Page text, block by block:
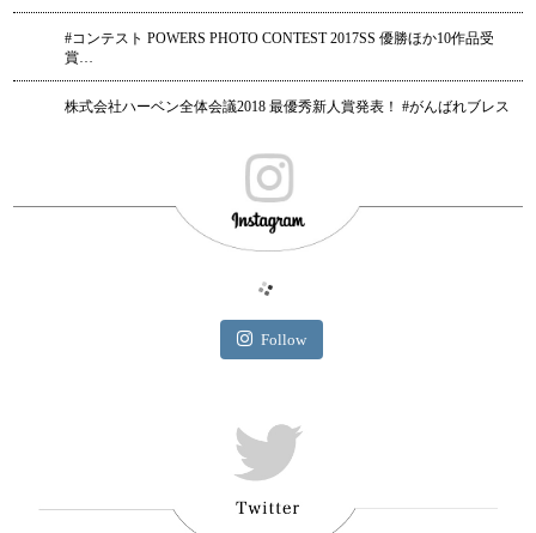
#コンテスト POWERS PHOTO CONTEST 2017SS 優勝ほか10作品受
賞…
株式会社ハーベン全体会議2018 最優秀新人賞発表！ #がんばれブレス
Follow